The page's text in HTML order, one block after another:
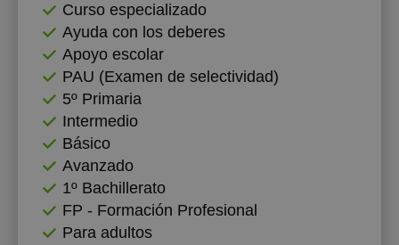
Curso especializado
Ayuda con los deberes
Apoyo escolar
PAU (Examen de selectividad)
5º Primaria
Intermedio
Básico
Avanzado
1º Bachillerato
FP - Formación Profesional
Para adultos
21:00